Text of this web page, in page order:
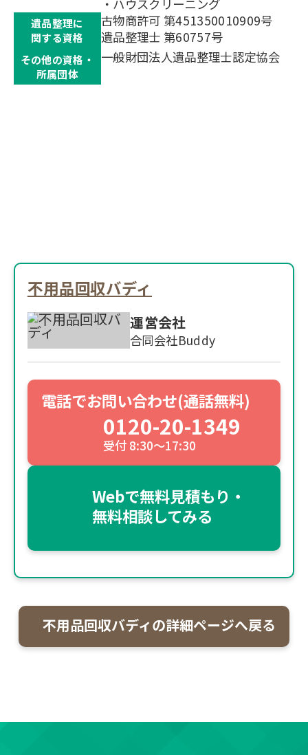
・ハウスクリーニング
遺品整理に
関する資格
古物商許可 第451350010909号
遺品整理士 第60757号
その他の資格・
所属団体
一般財団法人遺品整理士認定協会
不用品回収バディ
運営会社
合同会社Buddy
電話でお問い合わせ(通話無料)
0120-20-1349
受付 8:30～17:30
Webで無料見積もり・
無料相談してみる
不用品回収バディの詳細ページへ戻る